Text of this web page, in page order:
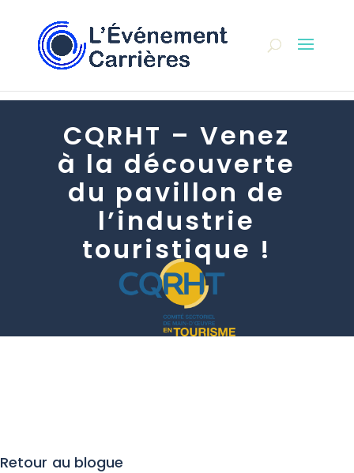
CQRHT – Venez
à la découverte
du pavillon de
l’industrie
touristique !
Retour au blogue